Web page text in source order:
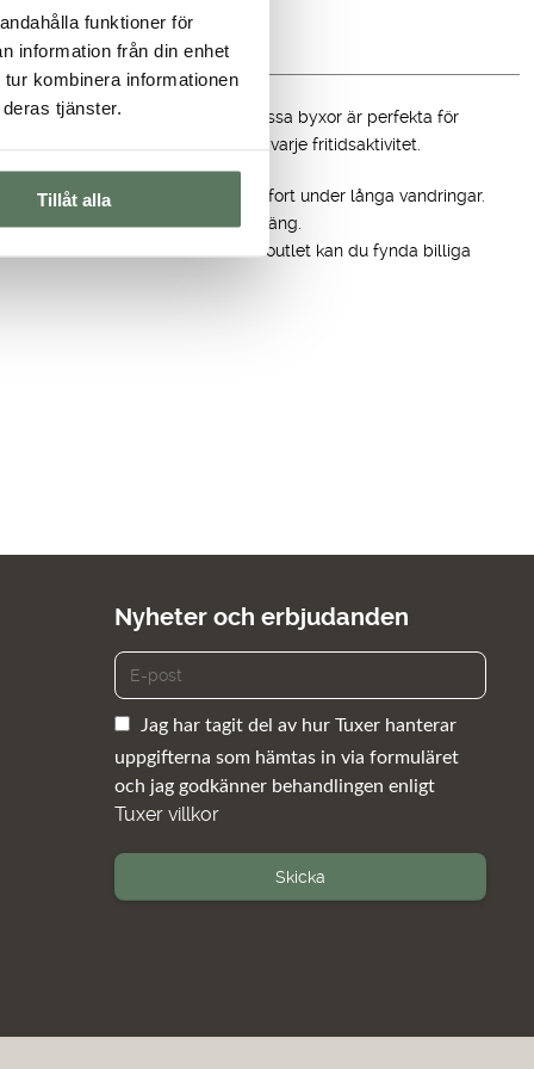
funktioner för
information från din enhet
kombinera informationen
tjänster.
Tillåt alla
kalla väderförhållanden. Dessa byxor är perfekta för
funktionella för att möta kraven i varje fritidsaktivitet.
optimal rörelsefrihet och komfort under långa vandringar.
perfekta för utmanande terräng.
för herr med benfickor? I vår outlet kan du fynda billiga
Nyheter och erbjudanden
Jag har tagit del av hur Tuxer hanterar
uppgifterna som hämtas in via formuläret
och jag godkänner behandlingen enligt
Tuxer villkor
Skicka